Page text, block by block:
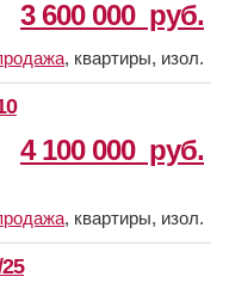
квартира на
Восточного рынка.
дом на 10 этаже,
-36 кв. метров.
м. застеклен м/пл.
-6,5 м, сан/узел
м.
отдельная
3 600 000 руб.
, квартиры, изол.
4 100 000 руб.
, квартиры, изол.